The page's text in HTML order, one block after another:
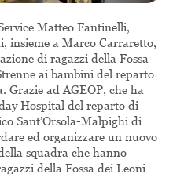
Matteo Fantinelli,
insieme a Marco Carraretto,
di ragazzi della Fossa
ai bambini del reparto
Grazie ad AGEOP, che ha
Hospital del reparto di
Sant’Orsola-Malpighi di
ed organizzare un nuovo
squadra che hanno
della Fossa dei Leoni